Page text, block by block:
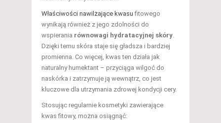
Właściwości nawilżające kwasu fitowego
wynikają również z jego zdolności do
wspierania równowagi hydratacyjnej skóry
Dzięki temu skóra staje się gładsza i bardziej
promienna. Co więcej, kwas ten działa jak
naturalny humektant – przyciąga wilgoć do
naskórka i zatrzymuje ją wewnątrz, co jest
kluczowe dla utrzymania zdrowej kondycji cery.
Stosując regularnie kosmetyki zawierające
kwas fitowy, można osiągnąć: